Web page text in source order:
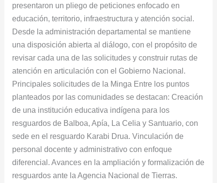
presentaron un pliego de peticiones enfocado en
educación, territorio, infraestructura y atención social.
Desde la administración departamental se mantiene
una disposición abierta al diálogo, con el propósito de
revisar cada una de las solicitudes y construir rutas de
atención en articulación con el Gobierno Nacional.
Principales solicitudes de la Minga Entre los puntos
planteados por las comunidades se destacan: Creación
de una institución educativa indígena para los
resguardos de Balboa, Apía, La Celia y Santuario, con
sede en el resguardo Karabi Drua. Vinculación de
personal docente y administrativo con enfoque
diferencial. Avances en la ampliación y formalización de
resguardos ante la Agencia Nacional de Tierras.